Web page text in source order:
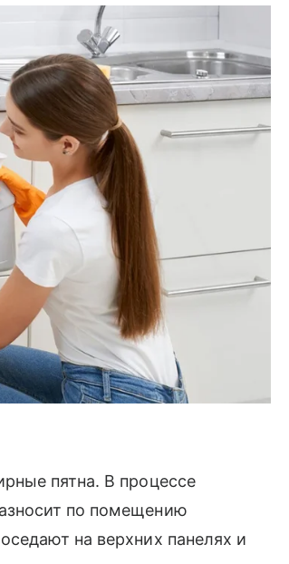
пятна. В процессе
по помещению
на верхних панелях и